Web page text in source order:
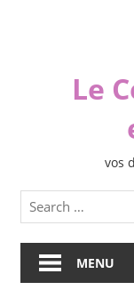
Le
vos
MENU